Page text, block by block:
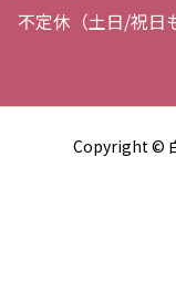
不定休（土日/祝日
Copyright ©